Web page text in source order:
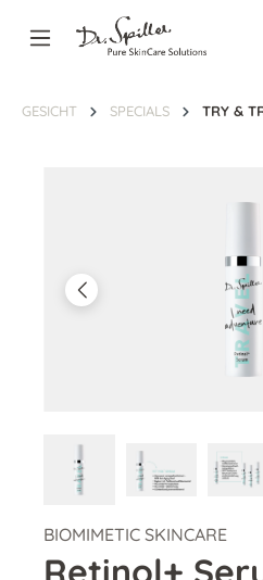
springen
GESICHT SPECIALS TRY &
BIOMIMETIC SKINCARE
Retinol+